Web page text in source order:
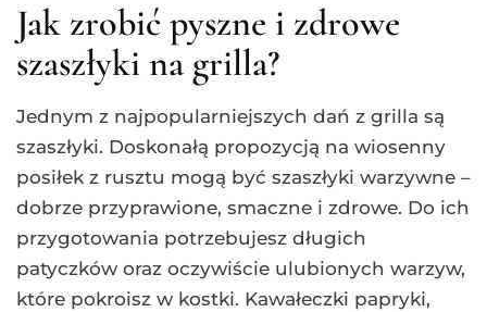
Jak zrobić pyszne i zdrowe
szaszłyki na grilla?
Jednym z najpopularniejszych dań z grilla są
szaszłyki. Doskonałą propozycją na wiosenny
posiłek z rusztu mogą być szaszłyki warzywne –
dobrze przyprawione, smaczne i zdrowe. Do ich
przygotowania potrzebujesz długich
patyczków oraz oczywiście ulubionych warzyw,
które pokroisz w kostki. Kawałeczki papryki,